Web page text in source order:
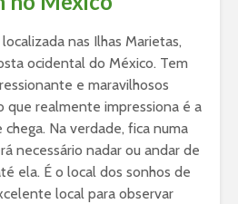
nas Ilhas Marietas,
ocidental do México. Tem
e maravilhosos
que realmente impressiona é a
Na verdade, fica numa
necessário nadar ou andar de
ela. É o local dos sonhos de
local para observar